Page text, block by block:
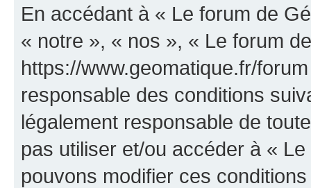
En accédant à « Le forum de
« notre », « nos », « Le forum
https://www.geomatique.fr/
responsable des conditions
légalement responsable de
pas utiliser et/ou accéder à «
pouvons modifier ces